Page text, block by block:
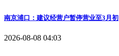
南京浦口：建议经营户暂停营业至3月初
2026-08-08 04:03